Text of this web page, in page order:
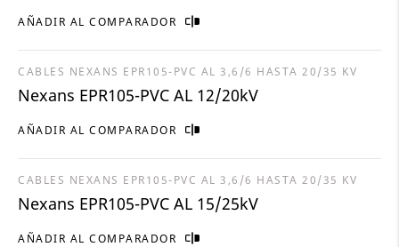
AÑADIR AL COMPARADOR
AÑADIR AL COMPARADOR
CABLES NEXANS EPR105-PVC AL 3,6/6 HASTA 20/35 KV
Nexans EPR105-PVC AL 12/20kV
AÑADIR AL COMPARADOR
CABLES NEXANS EPR105-PVC AL 3,6/6 HASTA 20/35 KV
Nexans EPR105-PVC AL 15/25kV